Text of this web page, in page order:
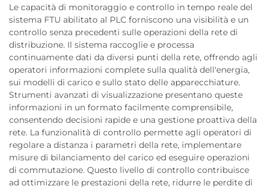
Le capacità di monitoraggio e controllo in tempo reale del
sistema FTU abilitato al PLC forniscono una visibilità e un
controllo senza precedenti sulle operazioni della rete di
distribuzione. Il sistema raccoglie e processa
continuamente dati da diversi punti della rete, offrendo agli
operatori informazioni complete sulla qualità dell'energia,
sui modelli di carico e sullo stato delle apparecchiature.
Strumenti avanzati di visualizzazione presentano queste
informazioni in un formato facilmente comprensibile,
consentendo decisioni rapide e una gestione proattiva della
rete. La funzionalità di controllo permette agli operatori di
regolare a distanza i parametri della rete, implementare
misure di bilanciamento del carico ed eseguire operazioni
di commutazione. Questo livello di controllo contribuisce
ad ottimizzare le prestazioni della rete, ridurre le perdite di